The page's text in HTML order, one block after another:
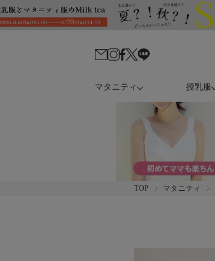
マタニティ 授乳服
TOP マタニティ